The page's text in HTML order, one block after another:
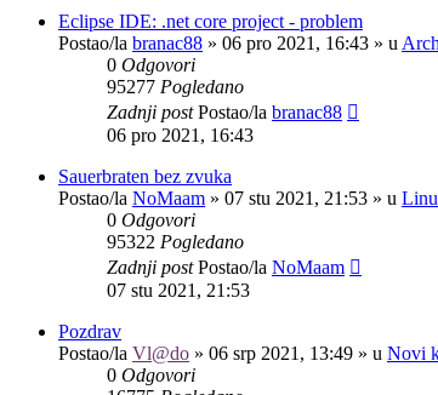
Eclipse IDE: .net core project - problem
Postao/la branac88 » 06 pro 2021, 16:43 » u
0 Odgovori
95277 Pogledano
Zadnji postPostao/la branac88
06 pro 2021, 16:43
Sauerbraten bez zvuka
Postao/la NoMaam » 07 stu 2021, 21:53 » u
0 Odgovori
95322 Pogledano
Zadnji postPostao/la NoMaam
07 stu 2021, 21:53
Pozdrav
Postao/la Vl@do » 06 srp 2021, 13:49 » u Novi
0 Odgovori